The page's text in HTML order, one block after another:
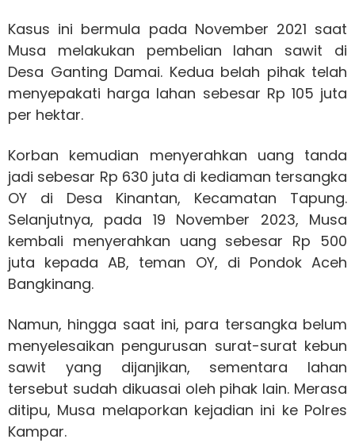
Kasus ini bermula pada November 2021 saat
Musa melakukan pembelian lahan sawit di
Desa Ganting Damai. Kedua belah pihak telah
menyepakati harga lahan sebesar Rp 105 juta
per hektar.
Korban kemudian menyerahkan uang tanda
jadi sebesar Rp 630 juta di kediaman tersangka
OY di Desa Kinantan, Kecamatan Tapung.
Selanjutnya, pada 19 November 2023, Musa
kembali menyerahkan uang sebesar Rp 500
juta kepada AB, teman OY, di Pondok Aceh
Bangkinang.
Namun, hingga saat ini, para tersangka belum
menyelesaikan pengurusan surat-surat kebun
sawit yang dijanjikan, sementara lahan
tersebut sudah dikuasai oleh pihak lain. Merasa
ditipu, Musa melaporkan kejadian ini ke Polres
Kampar.